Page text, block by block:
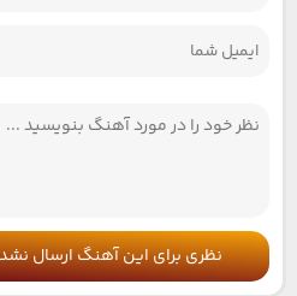
نظری برای این آهنگ ارسال